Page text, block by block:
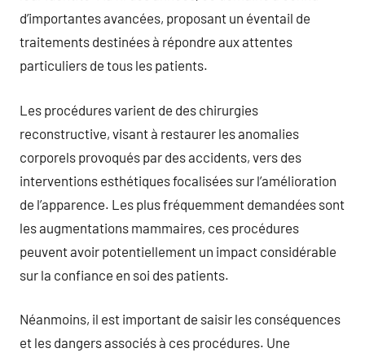
d’importantes avancées, proposant un éventail de
traitements destinées à répondre aux attentes
particuliers de tous les patients.
Les procédures varient de des chirurgies
reconstructive, visant à restaurer les anomalies
corporels provoqués par des accidents, vers des
interventions esthétiques focalisées sur l’amélioration
de l’apparence. Les plus fréquemment demandées sont
les augmentations mammaires, ces procédures
peuvent avoir potentiellement un impact considérable
sur la confiance en soi des patients.
Néanmoins, il est important de saisir les conséquences
et les dangers associés à ces procédures. Une